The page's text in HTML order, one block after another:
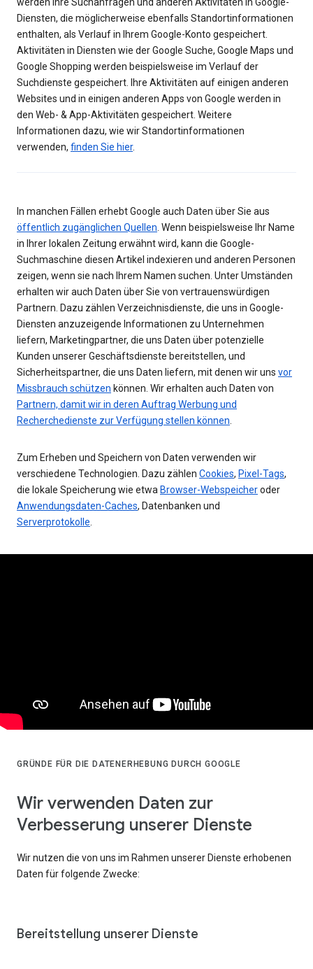
Diensten, die möglicherweise ebenfalls Standortinformationen
enthalten, als Verlauf in Ihrem Google-Konto gespeichert.
Aktivitäten in Diensten wie der Google Suche, Google Maps und
Google Shopping werden beispielsweise im Verlauf der
Suchdienste gespeichert. Ihre Aktivitäten auf einigen anderen
Websites und in einigen anderen Apps von Google werden in
den Web- & App-Aktivitäten gespeichert. Weitere
Informationen dazu, wie wir Standortinformationen
verwenden, finden Sie hier.
In manchen Fällen erhebt Google auch Daten über Sie aus
öffentlich zugänglichen Quellen . Wenn beispielsweise Ihr Name
in Ihrer lokalen Zeitung erwähnt wird, kann die Google-
Suchmaschine diesen Artikel indexieren und anderen Personen
zeigen, wenn sie nach Ihrem Namen suchen. Unter Umständen
erhalten wir auch Daten über Sie von vertrauenswürdigen
Partnern. Dazu zählen Verzeichnisdienste, die uns in Google-
Diensten anzuzeigende Informationen zu Unternehmen
liefern, Marketingpartner, die uns Daten über potenzielle
Kunden unserer Geschäftsdienste bereitstellen, und
Sicherheitspartner, die uns Daten liefern, mit denen wir uns vor
Missbrauch schützen können. Wir erhalten auch Daten von
Partnern, damit wir in deren Auftrag Werbung und
Recherchedienste zur Verfügung stellen können
Zum Erheben und Speichern von Daten verwenden wir
verschiedene Technologien. Dazu zählen Cookies, Pixel-Tags,
die lokale Speicherung wie etwa Browser-Webspeicheroder
Anwendungsdaten-Caches, Datenbanken und
Serverprotokolle
GRÜNDE FÜR DIE DATENERHEBUNG DURCH GOOGLE
Wir verwenden Daten zur
Verbesserung unserer Dienste
Wir nutzen die von uns im Rahmen unserer Dienste erhobenen
Daten für folgende Zwecke:
Bereitstellung unserer Dienste